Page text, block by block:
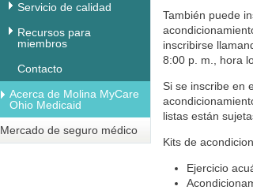
Servicio de calidad
Recursos para
miembros
Contacto
Acerca de Molina MyCare
Ohio Medicaid
Mercado de seguro médico
También puede
inscribirse
8:00 p. m., hora
Si se inscribe en
listas están
Kits de
Ejercicio